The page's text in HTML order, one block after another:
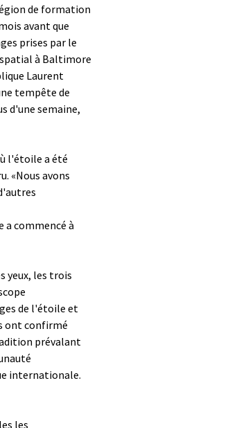
de formation
avant que
prises par le
à Baltimore
Laurent
tempête de
d'une semaine,
l'étoile a été
«Nous avons
a commencé à
yeux, les trois
de l'étoile et
ont confirmé
prévalant
internationale.
les